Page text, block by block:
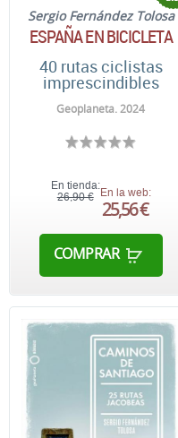
Sergio Fernández Tolosa
ESPAÑA EN BICICLETA
40 rutas ciclistas
imprescindibles
Geoplaneta. 2024
En tienda:
26,90 € En la web:
25,56 €
COMPRAR